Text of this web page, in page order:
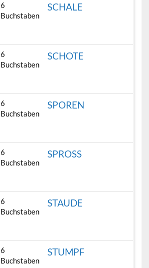
6
Buchstaben
SCHALE
6
Buchstaben
SCHOTE
6
Buchstaben
SPOREN
6
Buchstaben
SPROSS
6
Buchstaben
STAUDE
6
Buchstaben
STUMPF